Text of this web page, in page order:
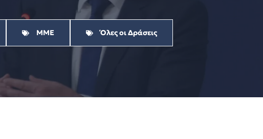
ΜΜΕ Όλες οι Δράσεις